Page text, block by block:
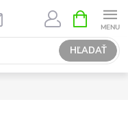
HĽADAŤ
KOŠÍK